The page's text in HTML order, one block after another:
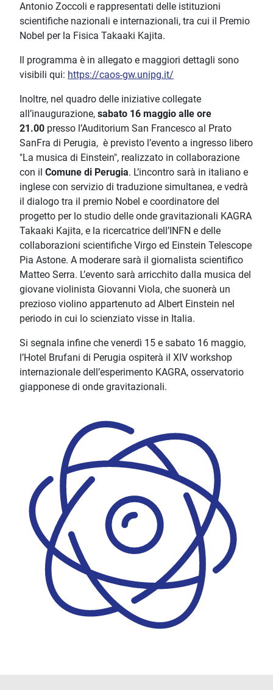
Antonio Zoccoli e rappresentati delle istituzioni
scientifiche nazionali e internazionali, tra cui il Premio
Nobel per la Fisica Takaaki Kajita.
Il programma è in allegato e maggiori dettagli sono
visibili qui: https://caos-gw.unipg.it/
Inoltre, nel quadro delle iniziative collegate
all’inaugurazione, sabato 16 maggio alle ore
21.00 presso l’Auditorium San Francesco al Prato
SanFra di Perugia, è previsto l’evento a ingresso libero
"La musica di Einstein", realizzato in collaborazione
con il Comune di Perugia. L’incontro sarà in italiano e
inglese con servizio di traduzione simultanea, e vedrà
il dialogo tra il premio Nobel e coordinatore del
progetto per lo studio delle onde gravitazionali KAGRA
Takaaki Kajita, e la ricercatrice dell’INFN e delle
collaborazioni scientifiche Virgo ed Einstein Telescope
Pia Astone. A moderare sarà il giornalista scientifico
Matteo Serra. L’evento sarà arricchito dalla musica del
giovane violinista Giovanni Viola, che suonerà un
prezioso violino appartenuto ad Albert Einstein nel
periodo in cui lo scienziato visse in Italia.
Si segnala infine che venerdì 15 e sabato 16 maggio,
l’Hotel Brufani di Perugia ospiterà il XIV workshop
internazionale dell’esperimento KAGRA, osservatorio
giapponese di onde gravitazionali.